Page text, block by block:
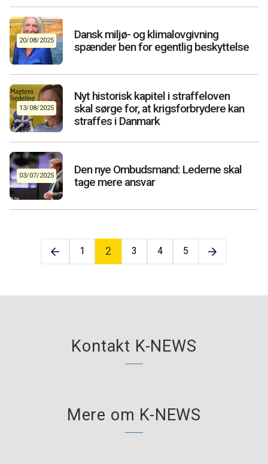
20/08/2025
Dansk miljø- og klimalovgivning
spænder ben for egentlig beskyttelse
13/08/2025
Nyt historisk kapitel i straffeloven
skal sørge for, at krigsforbrydere kan
straffes i Danmark
03/07/2025
Den nye Ombudsmand: Lederne skal
tage mere ansvar
1 2 3 4 5
Kontakt K-NEWS
Mere om K-NEWS